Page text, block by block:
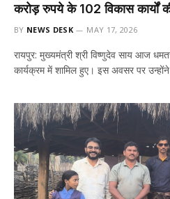
करोड़ रुपये के 102 विकास कार्यों
BY NEWS DESK MAY 17, 2026
रायपुर: मुख्यमंत्री श्री विष्णुदेव साय आज
कार्यक्रम में शामिल हुए। इस अवसर पर